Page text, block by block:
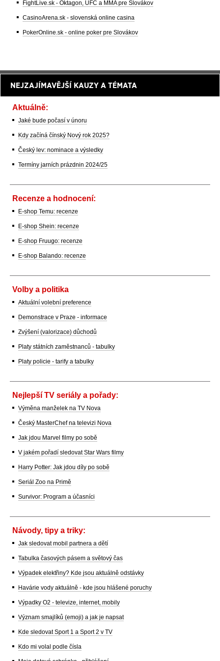
FightLive.sk - Oktagon, UFC a MMA pre Slovákov
CasinoArena.sk - slovenská online casina
PokerOnline.sk - online poker pre Slovákov
NEJZAJÍMAVĚJŠÍ KAUZY A TÉMATA
Aktuálně:
Jaké bude počasí v únoru
Kdy začíná čínský Nový rok 2025?
Český lev: nominace a výsledky
Termíny jarních prázdnin 2024/25
Recenze a hodnocení:
E-shop Temu: recenze
E-shop Shein: recenze
E-shop Fruugo: recenze
E-shop Balando: recenze
Volby a politika
Aktuální volební preference
Demonstrace v Praze - informace
Zvýšení (valorizace) důchodů
Platy státních zaměstnanců - tabulky
Platy policie - tarify a tabulky
Nejlepší TV seriály a pořady:
Výměna manželek na TV Nova
Český MasterChef na televizi Nova
Jak jdou Marvel filmy po sobě
V jakém pořadí sledovat Star Wars filmy
Harry Potter: Jak jdou díly po sobě
Seriál Zoo na Primě
Survivor: Program a účasníci
Návody, tipy a triky:
Jak sledovat mobil partnera a dětí
Tabulka časových pásem a světový čas
Výpadek elektřiny? Kde jsou aktuálně odstávky
Havárie vody aktuálně - kde jsou hlášené poruchy
Výpadky O2 - televize, internet, mobily
Význam smajlíků (emoji) a jak je napsat
Kde sledovat Sport 1 a Sport 2 v TV
Kdo mi volal podle čísla